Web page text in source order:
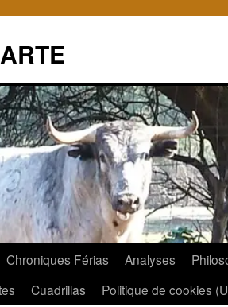
Chroniques Férias Analyses
Cuadrillas Politique de cookies